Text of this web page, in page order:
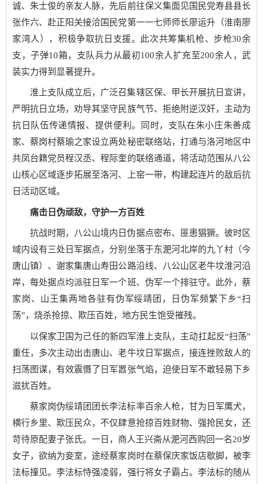
诚、朱士俊的亲友人脉，先后前往保义集面见国民党寿县县长
张作六、赴正阳关接洽国民党第一一七师师长廖运升（淮南廖
家湾人），积极争取抗日支援。此次共筹集机枪、步枪30余
支，子弹10箱，支队兵力从最初100余人扩充至200余人，武
装实力得到显著提升。
淮上支队成立后，广泛召集辖区保、甲长开展抗日宣讲，
严明抗日立场，劝导其坚守民族气节、拒绝附逆汉奸，主动为
抗日队伍传递情报、提供便利。同时，支队在朱小庄朱善成
家、蔡岗村蔡瑜之家设立两处秘密联络站，打通与洛河地区中
共凤台籍党员程汉丞、程际奎的联络通道，将活动范围从八公
山核心区域逐步拓展至洛河、上窑一带，构建起连片的敌后抗
日活动区域。
痛击日伪顽敌，守护一方百姓
抗战时期，八公山境内日伪据点密布、匪患猖獗。彼时区
域内设有三处日军据点，分别坐落于东淝河北岸的九丫村（今
唐山镇）、谢家集唐山寿田公路沿线、八公山区老牛坟淮河沿
岸，每处据点均派驻日军一个班、伪军一个排驻守。此外，蔡
家岗、山王集两地各驻有伪军绥靖团，日伪军频繁下乡“扫
荡”，烧杀抢掠、欺压百姓，地方民生饱受摧残。
以保家卫国为己任的新四军淮上支队，主动扛起反“扫荡”
重任，多次主动出击唐山、老牛坟日军据点，接连挫败敌人的
扫荡图谋，有效震慑了日军嚣张气焰，迫使日军不敢轻易下乡
滋扰百姓。
蔡家岗伪绥靖团团长李法标率百余人枪，甘为日军鹰犬，
横行乡里、欺压民众，不仅肆意抢掠百姓财物、强抢民女，还
苛待原配妻子张氏。一日，商人王兴斋从淝河西购回一名20岁
女子，欲纳为妾室，途经蔡家岗时在蔡保庆家饭店歇脚，被李
法标撞见。李法标恃强凌弱，强行将女子霸占。李法标的随从